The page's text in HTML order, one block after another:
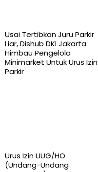
Usai Tertibkan Juru Parkir
Liar, Dishub DKI Jakarta
Himbau Pengelola
Minimarket Untuk Urus Izin
Parkir
Urus Izin UUG/HO
(Undang-Undang